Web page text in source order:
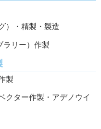
）・精製・製造
ラリー）作製
製
クター作製・アデノウイ